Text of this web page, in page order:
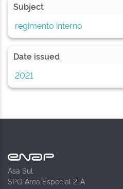
Subject
regimento interno
Date issued
2021
Asa Sul
SPO Área Especial 2-A